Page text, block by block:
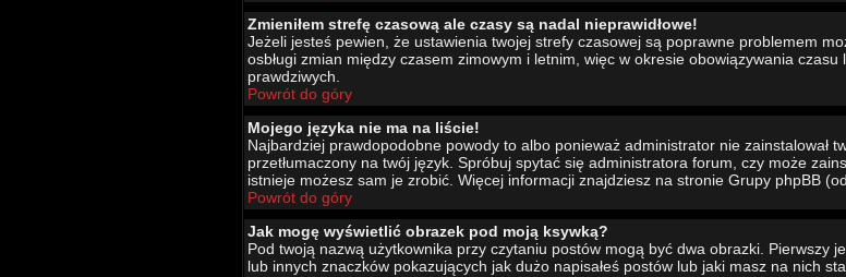
Zmieniłem strefę czasową ale czasy są nadal nieprawidłowe!
Jeżeli jesteś pewien, że ustawienia twojej strefy czasowej są poprawne problemem
osbługi zmian między czasem zimowym i letnim, więc w okresie obowiązywania
prawdziwych.
Powrót do góry
Mojego języka nie ma na liście!
Najbardziej prawdopodobne powody to albo ponieważ administrator nie zainstalował
przetłumaczony na twój język. Spróbuj spytać się administratora forum, czy może
istnieje możesz sam je zrobić. Więcej informacji znajdziesz na stronie Grupy phpBB
Powrót do góry
Jak mogę wyświetlić obrazek pod moją ksywką?
Pod twoją nazwą użytkownika przy czytaniu postów mogą być dwa obrazki. Pierwszy
lub innych znaczków pokazujących jak dużo napisałeś postów lub jaki masz na nich